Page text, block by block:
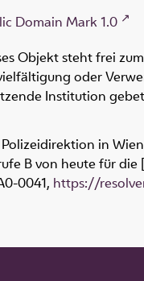
Domain Mark 1.0
Objekt steht frei
oder
Institution
in
B von heute für die
0041, https://